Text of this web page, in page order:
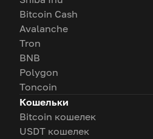
Bitcoin Cash
Avalanche
Tron
BNB
Polygon
Toncoin
Кошельки
Bitcoin кошелек
USDT кошелек